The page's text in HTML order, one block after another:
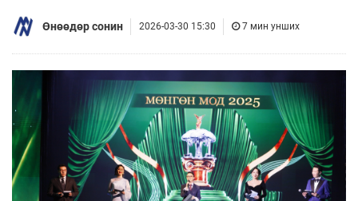
Өнөөдөр сонин 2026-03-30 15:30 7 мин унших